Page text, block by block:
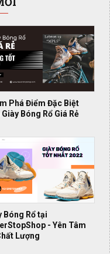
Phá Điểm Đặc Biệt
Giày Bóng Rổ Giá Rẻ
Bóng Rổ tại
- Yên Tâm
Lượng